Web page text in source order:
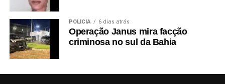
POLÍCIA 6 dias atrás
Operação Janus mira facção
criminosa no sul da Bahia